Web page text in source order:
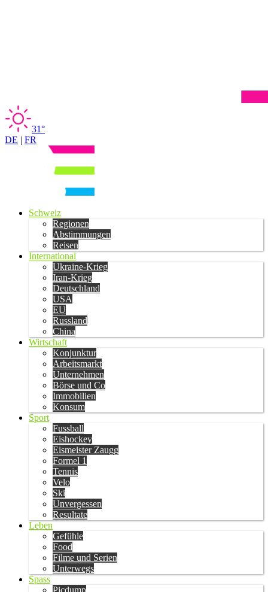
31°
DE | FR
Schweiz
Regionen
Abstimmungen
Reisen
International
Ukraine-Krieg
Iran-Krieg
Deutschland
USA
EU
Russland
China
Wirtschaft
Konjunktur
Arbeitsmarkt
Unternehmen
Börse und Co
Immobilien
Konsum
Sport
Fussball
Eishockey
Eismeister Zaugg
Formel 1
Tennis
Velo
Ski
Unvergessen
Resultate
Leben
Gefühle
Food
Filme und Serien
Unterwegs
Spass
Picdump